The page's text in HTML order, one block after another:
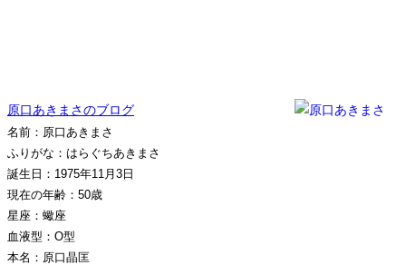
原口あきまさのブログ
名前：原口あきまさ
ふりがな：はらぐちあきまさ
誕生日：1975年11月3日
現在の年齢：50歳
星座：蠍座
血液型：O型
本名：原口晶匡